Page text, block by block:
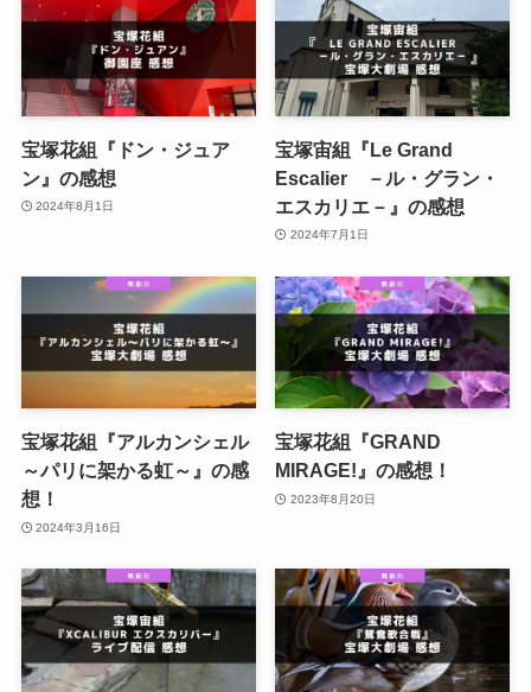
宝塚花組『ドン・ジュア
ン』の感想
2024年8月1日
宝塚宙組『Le Grand
Escalier －ル・グラン・
エスカリエ－』の感想
2024年7月1日
宝塚花組『アルカンシェル
～パリに架かる虹～』の感
想！
2024年3月16日
宝塚花組『GRAND
MIRAGE!』の感想！
2023年8月20日